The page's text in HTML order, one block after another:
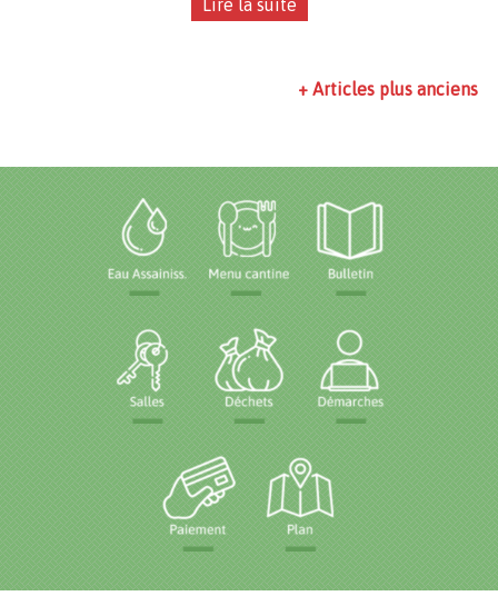
+ Articles plus anciens